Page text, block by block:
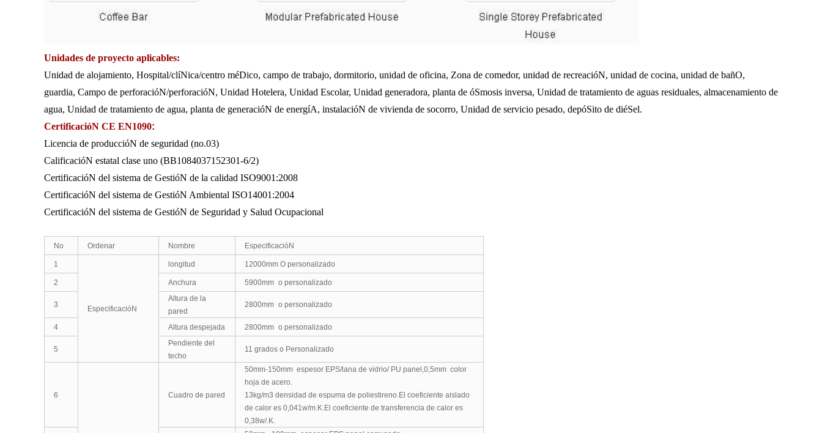
Unidades de proyecto aplicables:
Unidad de alojamiento, Hospital/clíNica/centro méDico, campo de trabajo, dormitorio, unidad de oficina, Zona de comedor, unidad de recreacióN, unidad de cocina, unidad de bañO,
guardia, Campo de perforacióN/perforacióN, Unidad Hotelera, Unidad Escolar, Unidad generadora, planta de óSmosis inversa, Unidad de tratamiento de aguas residuales, almacenamiento de
agua, Unidad de tratamiento de agua, planta de generacióN de energíA, instalacióN de vivienda de socorro, Unidad de servicio pesado, depóSito de diéSel.
CertificacióN CE EN1090:
Licencia de produccióN de seguridad (no.03)
CalificacióN estatal clase uno (BB1084037152301-6/2)
CertificacióN del sistema de GestióN de la calidad ISO9001:2008
CertificacióN del sistema de GestióN Ambiental ISO14001:2004
CertificacióN del sistema de GestióN de Seguridad y Salud Ocupacional
No Ordenar Nombre EspecificacióN
1
EspecificacióN
longitud 12000mm O personalizado
2 Anchura 5900mm o personalizado
3
Altura de la
pared
2800mm o personalizado
4 Altura despejada 2800mm o personalizado
5
Pendiente del
techo
11 grados o Personalizado
6 Cuadro de pared
50mm-150mm espesor EPS/lana de vidrio/PU panel,0,5mm color
hoja de acero.
13kg/m3 densidad de espuma de poliestireno.El coeficiente aislado
de calor es 0,041w/m.K.El coeficiente de transferencia de calor es
0,38w/.K.